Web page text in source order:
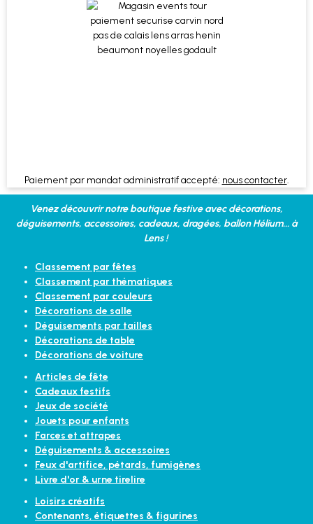
Paiement par mandat administratif accepté: nous contacter.
Venez découvrir notre boutique festive avec décorations,
déguisements, accessoires, cadeaux, dragées, ballon Hélium... à
Lens !
Classement par fêtes
Classement par thématiques
Classement par couleurs
Décorations de salle
Déguisements par tailles
Décorations de table
Décorations de voiture
Articles de fête
Cadeaux festifs
Jeux de société
Jouets pour enfants
Farces et attrapes
Déguisements & accessoires
Feux d'artifice, pétards, fumigènes
Livre d'or & urne tirelire
Loisirs créatifs
Contenants, étiquettes & figurines